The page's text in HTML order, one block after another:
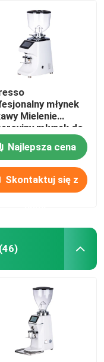
młynek
Mielenie
młynek do
Najlepsza cena
Skontaktuj się z
(46)